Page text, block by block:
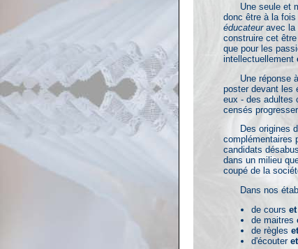
Une seule et
donc être à la fois
éducateuravec la
construire cet
que pour les
intellectuellement
Une réponse à
poster devant les
eux - des adultes
censés
Des origines
complémentaires
candidats
dans un milieu
coupé de la
Dans nos
de cours et
de maitres
de règles et
d'écouter et